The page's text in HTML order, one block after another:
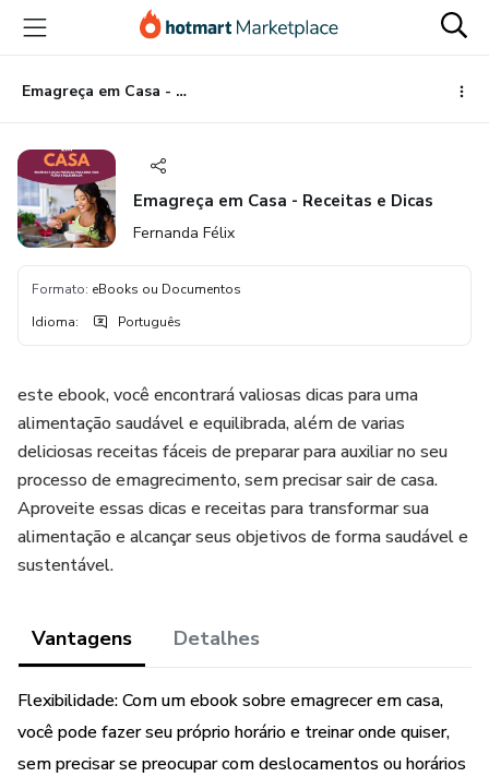
para
conteúdo
principal
para
pagamento
para
rodapé
Emagreça em Casa - Receitas e Dicas
Emagreça em Casa - Receitas e Dicas
Fernanda Félix
Formato: eBooks ou Documentos
Idioma: Português
este ebook, você encontrará valiosas dicas para uma
alimentação saudável e equilibrada, além de varias
deliciosas receitas fáceis de preparar para auxiliar no seu
processo de emagrecimento, sem precisar sair de casa.
Aproveite essas dicas e receitas para transformar sua
alimentação e alcançar seus objetivos de forma saudável e
sustentável.
Vantagens Detalhes
Flexibilidade: Com um ebook sobre emagrecer em casa,
você pode fazer seu próprio horário e treinar onde quiser,
sem precisar se preocupar com deslocamentos ou horários